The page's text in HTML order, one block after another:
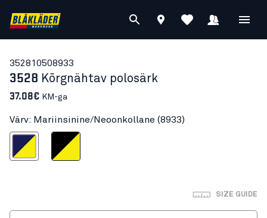
352810508933
3528 Kõrgnähtav polosärk
37.08€ KM-ga
Värv: Mariinsinine/Neoonkollane (8933)
Neoonkollane
Must/Neoonkollane
SIZE GUIDE